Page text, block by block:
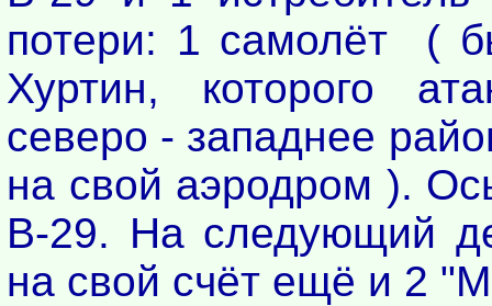
потери: 1 самолёт (
Хуртин, которого
северо - западнее
на свой аэродром ).
В-29. На следующий
на свой счёт ещё и 2